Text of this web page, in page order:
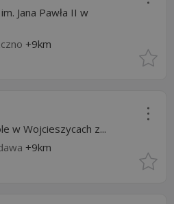
Jana Pawła II w
+9km
w Wojcieszycach z...
+9km